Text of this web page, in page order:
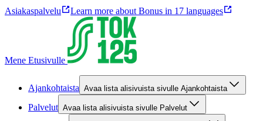
Asiakaspalvelu Learn more about Bonus in 17 languages
Mene Etusivulle
Ajankohtaista Avaa lista alisivuista sivulle Ajankohtaista
Palvelut Avaa lista alisivuista sivulle Palvelut